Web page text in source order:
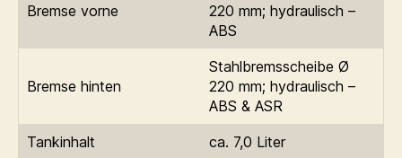
Bremse vorne
220 mm; hydraulisch –
ABS
Bremse hinten
Stahlbremsscheibe Ø
220 mm; hydraulisch –
ABS & ASR
Tankinhalt
ca. 7,0 Liter